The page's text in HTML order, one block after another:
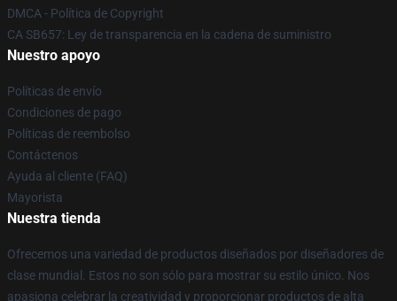
DMCA - Política de Copyright
CA SB657: Ley de transparencia en la cadena de suministro
Nuestro apoyo
Políticas de envío
Condiciones de pago
Políticas de reembolso
Contáctenos
Ayuda al cliente (FAQ)
Mayorista
Nuestra tienda
Ofrecemos una variedad de productos diseñados por diseñadores de
clase mundial. Estos no son sólo para mostrar su estilo único. Nos
apasiona celebrar la creatividad y proporcionar productos de alta